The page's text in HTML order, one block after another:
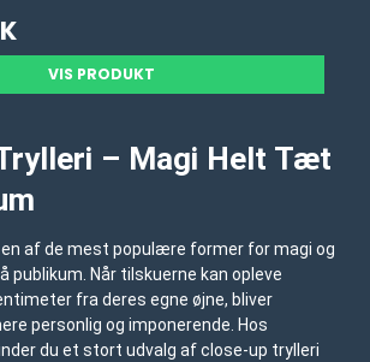
VIS PRODUKT
– Magi Helt Tæt
af de mest populære former for magi og
Når tilskuerne kan opleve
fra deres egne øjne, bliver
personlig og imponerende. Hos
du et stort udvalg af close-up trylleri